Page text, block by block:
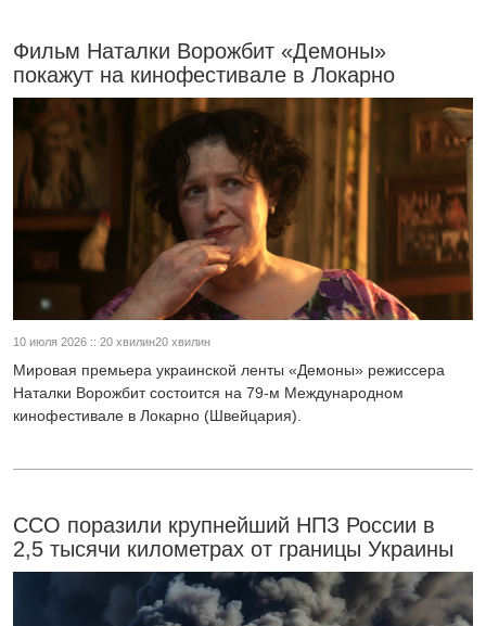
Фильм Наталки Ворожбит «Демоны»
покажут на кинофестивале в Локарно
10 июля 2026 :: 20 хвилин20 хвилин
Мировая премьера украинской ленты «Демоны» режиссера
Наталки Ворожбит состоится на 79-м Международном
кинофестивале в Локарно (Швейцария).
ССО поразили крупнейший НПЗ России в
2,5 тысячи километрах от границы Украины